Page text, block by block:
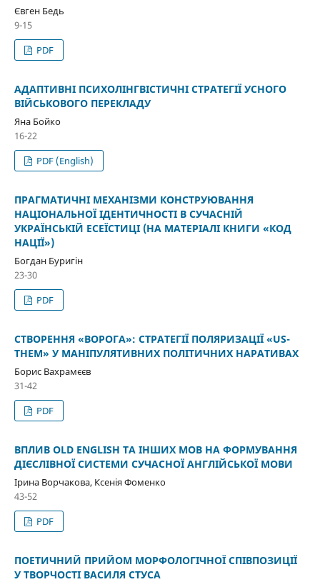
Євген Бедь
9-15
PDF
АДАПТИВНІ ПСИХОЛІНГВІСТИЧНІ СТРАТЕГІЇ УСНОГО
ВІЙСЬКОВОГО ПЕРЕКЛАДУ
Яна Бойко
16-22
PDF (English)
ПРАГМАТИЧНІ МЕХАНІЗМИ КОНСТРУЮВАННЯ
НАЦІОНАЛЬНОЇ ІДЕНТИЧНОСТІ В СУЧАСНІЙ
УКРАЇНСЬКІЙ ЕСЕЇСТИЦІ (НА МАТЕРІАЛІ КНИГИ «КОД
НАЦІЇ»)
Богдан Буригін
23-30
PDF
СТВОРЕННЯ «ВОРОГА»: СТРАТЕГІЇ ПОЛЯРИЗАЦІЇ «US-
THEM» У МАНІПУЛЯТИВНИХ ПОЛІТИЧНИХ НАРАТИВАХ
Борис Вахрамєєв
31-42
PDF
ВПЛИВ OLD ENGLISH ТА ІНШИХ МОВ НА ФОРМУВАННЯ
ДІЄСЛІВНОЇ СИСТЕМИ СУЧАСНОЇ АНГЛІЙСЬКОЇ МОВИ
Ірина Ворчакова, Ксенія Фоменко
43-52
PDF
ПОЕТИЧНИЙ ПРИЙОМ МОРФОЛОГІЧНОЇ СПІВПОЗИЦІЇ
У ТВОРЧОСТІ ВАСИЛЯ СТУСА